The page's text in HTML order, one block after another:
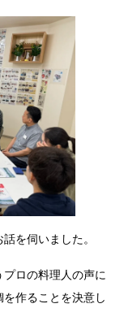
を伺いました。
プロの料理人の声に
作ることを決意し